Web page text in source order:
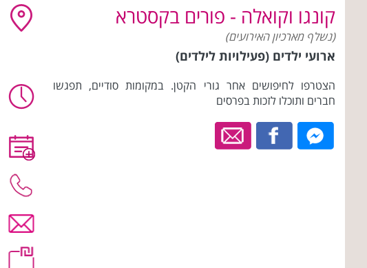
קונגו וקואלה - פורים בקסטרא
(נשלף מארכיון האירועים)
ארועי ילדים (פעילויות לילדים)
הצטרפו לחיפושים אחר גורי הקטן. במקומות סודיים, תפגשו
חברים ותוכלו לזכות בפרסים